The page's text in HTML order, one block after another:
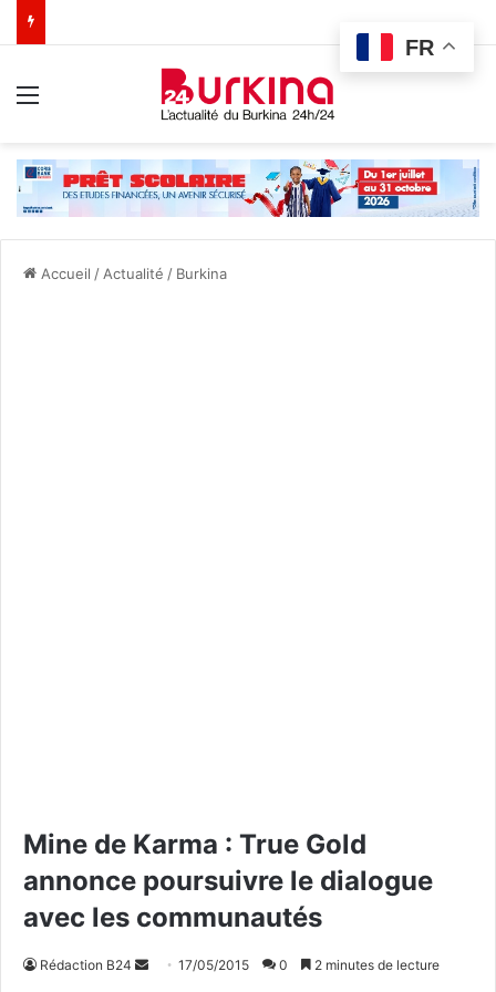
Accueil / Actualité / Burkina
Mine de Karma : True Gold
annonce poursuivre le dialogue
avec les communautés
Rédaction B24 17/05/2015 0 2 minutes de lecture
FR